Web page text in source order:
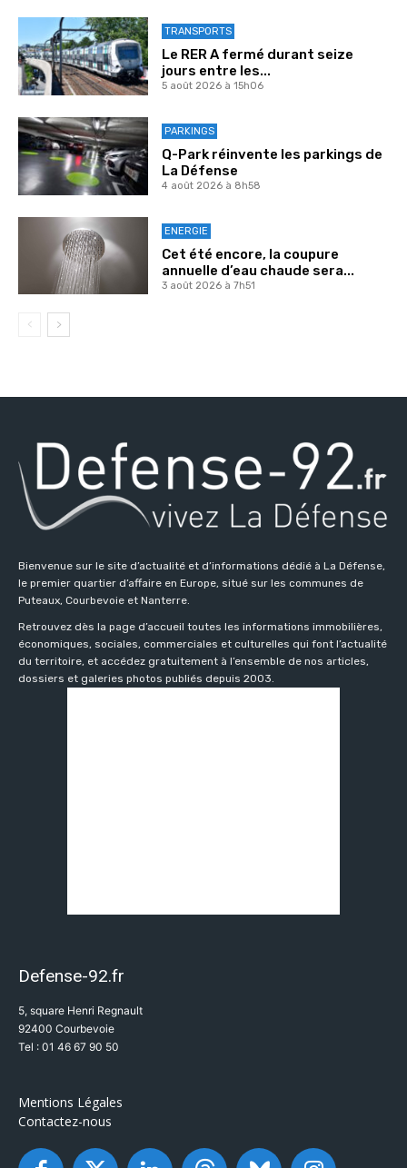
TRANSPORTS
Le RER A fermé durant seize
jours entre les...
5 août 2026 à 15h06
PARKINGS
Q-Park réinvente les parkings de
La Défense
4 août 2026 à 8h58
ENERGIE
Cet été encore, la coupure
annuelle d’eau chaude sera...
3 août 2026 à 7h51
Bienvenue sur le site d’actualité et d’informations dédié à La Défense,
le premier quartier d’affaire en Europe, situé sur les communes de
Puteaux, Courbevoie et Nanterre.
Retrouvez dès la page d’accueil toutes les informations immobilières,
économiques, sociales, commerciales et culturelles qui font l’actualité
du territoire, et accédez gratuitement à l’ensemble de nos articles,
dossiers et galeries photos publiés depuis 2003.
Defense-92.fr
5, square Henri Regnault
92400 Courbevoie
Tel : 01 46 67 90 50
Mentions Légales
Contactez-nous